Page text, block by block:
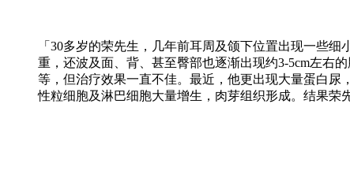
「30多岁的荣先生，几年前耳周及颌下位置出现一些
重，还波及面、背、甚至臀部也逐渐出现约3-5cm左右
等，但治疗效果一直不佳。最近，他更出现大量蛋白
性粒细胞及淋巴细胞大量增生，肉芽组织形成。结果荣